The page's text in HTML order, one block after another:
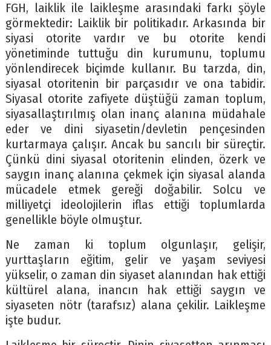
FGH, laiklik ile laikleşme arasındaki farkı şöyle
görmektedir: Laiklik bir politikadır. Arkasında bir
siyasi otorite vardır ve bu otorite kendi
yönetiminde tuttuğu din kurumunu, toplumu
yönlendirecek biçimde kullanır. Bu tarzda, din,
siyasal otoritenin bir parçasıdır ve ona tabidir.
Siyasal otorite zafiyete düştüğü zaman toplum,
siyasallaştırılmış olan inanç alanına müdahale
eder ve dini siyasetin/devletin pençesinden
kurtarmaya çalışır. Ancak bu sancılı bir süreçtir.
Çünkü dini siyasal otoritenin elinden, özerk ve
saygın inanç alanına çekmek için siyasal alanda
mücadele etmek gereği doğabilir. Solcu ve
milliyetçi ideolojilerin iflas ettiği toplumlarda
genellikle böyle olmuştur.
Ne zaman ki toplum olgunlaşır, gelişir,
yurttaşların eğitim, gelir ve yaşam seviyesi
yükselir, o zaman din siyaset alanından hak ettiği
kültürel alana, inancın hak ettiği saygın ve
siyaseten nötr (tarafsız) alana çekilir. Laikleşme
işte budur.